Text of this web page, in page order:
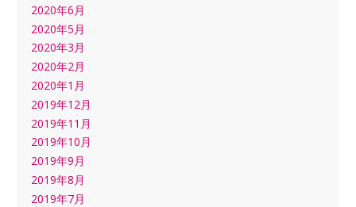
2020年6月
2020年5月
2020年3月
2020年2月
2020年1月
2019年12月
2019年11月
2019年10月
2019年9月
2019年8月
2019年7月